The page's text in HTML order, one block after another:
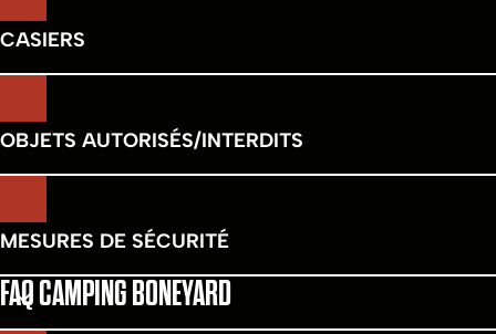
CASIERS
OBJETS AUTORISÉS/INTERDITS
MESURES DE SÉCURITÉ
FAQ CAMPING BONEYARD